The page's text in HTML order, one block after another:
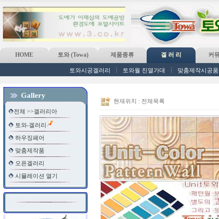
HOME 토와 (Towa) 제품종류 겔 러 리 커
토와시공겔러리 토와월 진열가대 맞춤제작시공품
Gallery
전체 >>겔러리아
토와-겔러리
하우징페어
맞춤제작품
오픈겔러리
시뮬레이션 열기
현재위치 : 전체목록